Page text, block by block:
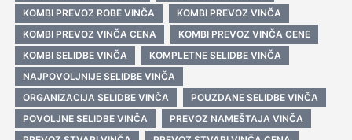
KOMBI PREVOZ ROBE VINČA
KOMBI PREVOZ VINČA
KOMBI PREVOZ VINČA CENA
KOMBI PREVOZ VINČA CENE
KOMBI SELIDBE VINČA
KOMPLETNE SELIDBE VINČA
NAJPOVOLJNIJE SELIDBE VINČA
ORGANIZACIJA SELIDBE VINČA
POUZDANE SELIDBE VINČA
POVOLJNE SELIDBE VINČA
PREVOZ NAMEŠTAJA VINČA